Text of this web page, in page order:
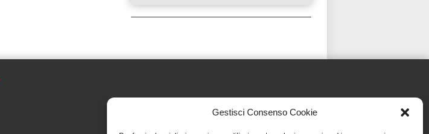
Gestisci Consenso Cookie